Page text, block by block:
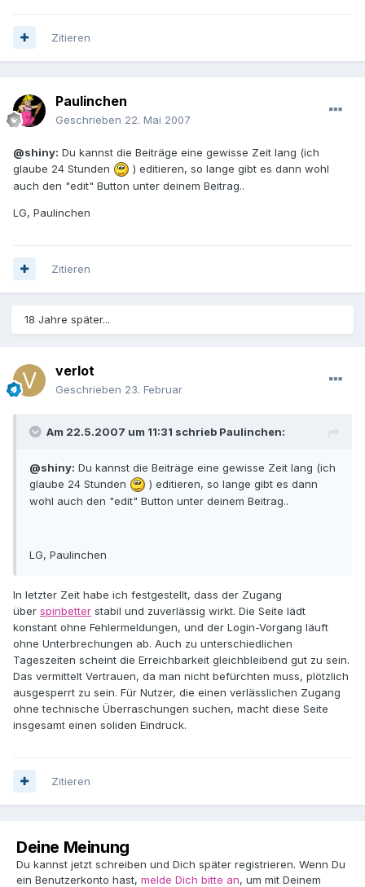
Zitieren
Paulinchen
Geschrieben 22. Mai 2007
@shiny: Du kannst die Beiträge eine gewisse Zeit lang (ich
glaube 24 Stunden
) editieren, so lange gibt es dann wohl
auch den "edit" Button unter deinem Beitrag..
LG, Paulinchen
Zitieren
18 Jahre später...
verlot
Geschrieben 23. Februar
Am 22.5.2007 um 11:31 schrieb Paulinchen:
@shiny: Du kannst die Beiträge eine gewisse Zeit lang (ich
glaube 24 Stunden
) editieren, so lange gibt es dann
wohl auch den "edit" Button unter deinem Beitrag..
LG, Paulinchen
In letzter Zeit habe ich festgestellt, dass der Zugang
über spinbetter stabil und zuverlässig wirkt. Die Seite lädt
konstant ohne Fehlermeldungen, und der Login-Vorgang läuft
ohne Unterbrechungen ab. Auch zu unterschiedlichen
Tageszeiten scheint die Erreichbarkeit gleichbleibend gut zu sein.
Das vermittelt Vertrauen, da man nicht befürchten muss, plötzlich
ausgesperrt zu sein. Für Nutzer, die einen verlässlichen Zugang
ohne technische Überraschungen suchen, macht diese Seite
insgesamt einen soliden Eindruck.
Zitieren
Deine Meinung
Du kannst jetzt schreiben und Dich später registrieren. Wenn Du
ein Benutzerkonto hast, melde Dich bitte an, um mit Deinem